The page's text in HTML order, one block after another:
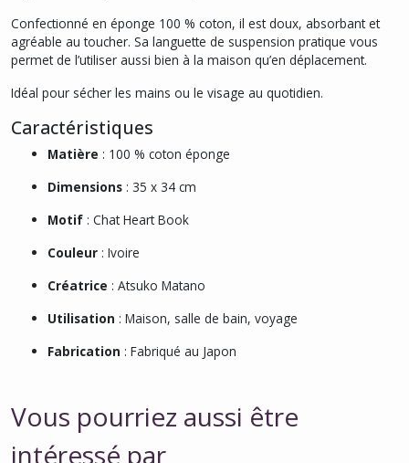
Confectionné en éponge 100 % coton, il est doux, absorbant et
agréable au toucher. Sa languette de suspension pratique vous
permet de l’utiliser aussi bien à la maison qu’en déplacement.
Idéal pour sécher les mains ou le visage au quotidien.
Caractéristiques
Matière : 100 % coton éponge
Dimensions : 35 x 34 cm
Motif : Chat Heart Book
Couleur : Ivoire
Créatrice : Atsuko Matano
Utilisation : Maison, salle de bain, voyage
Fabrication : Fabriqué au Japon
Vous pourriez aussi être
intéressé par